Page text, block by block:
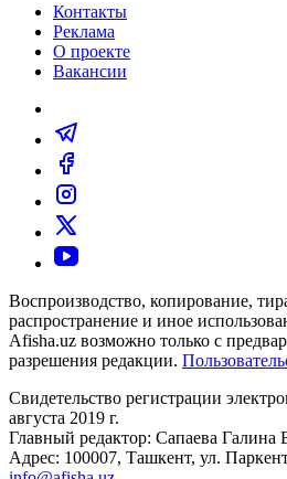
Контакты
Реклама
О проекте
Вакансии
Воспроизводство, копирование,
распространение и иное
Afisha.uz возможно только с
разрешения редакции.
Свидетельство регистрации
августа 2019 г.
Главный редактор: Сапаева Галина
Адрес: 100007, Ташкент, ул.